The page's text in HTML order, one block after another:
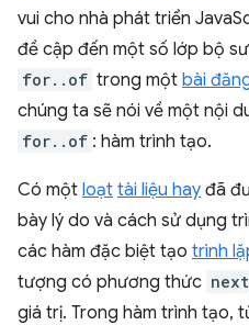
vui cho nhà phát triển
đề cập đến một số lớp bộ
for..of trong một bài
chúng ta sẽ nói về một nội
for..of : hàm trình tạo.
Có một loạt tài liệu hay đã
bày lý do và cách sử dụng
các hàm đặc biệt tạo trình
tượng có phương thức
giá trị. Trong hàm trình tạo,